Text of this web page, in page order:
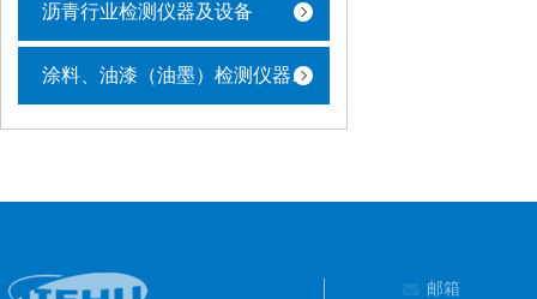
沥青行业检测仪器及设备
涂料、油漆（油墨）检测仪器及设备
邮箱